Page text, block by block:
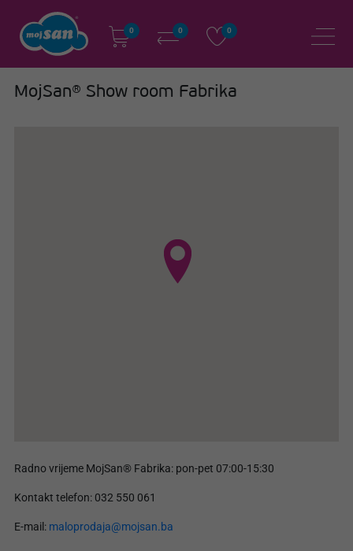
0 0 0
MojSan® Show room Fabrika
Radno vrijeme MojSan® Fabrika: pon-pet 07:00-15:30
Kontakt telefon: 032 550 061
E-mail: maloprodaja@mojsan.ba